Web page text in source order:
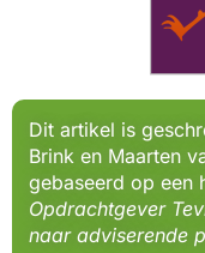
Dit artikel is
Brink en Maarten
gebaseerd op een
Opdrachtgever
naar adviserende